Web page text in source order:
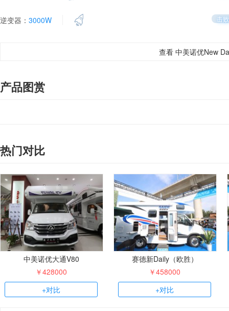
逆变器： 3000W 击
查看 中美诺优New
产品图赏
热门对比
中美诺优大通V80
￥428000
+对比
赛德新Daily（欧胜）
￥458000
+对比